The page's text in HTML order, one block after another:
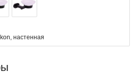
настенная